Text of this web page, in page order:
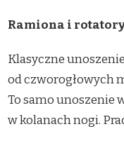
Ramiona i
Klasyczne
od czworogłowych
To samo unoszenie
w kolanach nogi.